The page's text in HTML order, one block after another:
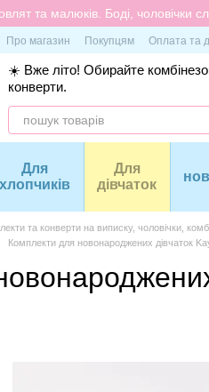
та малюків. Боді, чоловічки
Про магазин Покупцям Оплата та
☀️ Вже літо! Обирайте
конверти.
Для
хлопчиків
Для
дівчаток
та конверти на виписку, чоловічки,
Комплекти для новонароджених дівчаток